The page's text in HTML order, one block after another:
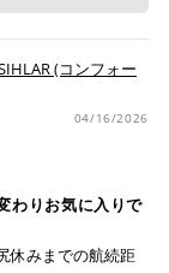
ご利用頂けま
指定の口座に
(コンフォー
04/16/2026
わりお気に入りで
休みまでの航続距